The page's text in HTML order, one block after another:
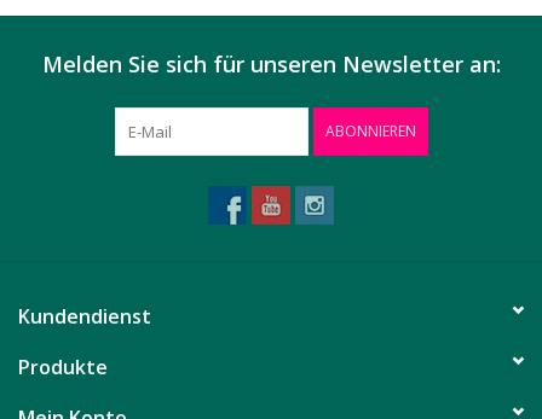
Melden Sie sich für unseren Newsletter an:
ABONNIEREN
Kundendienst
Produkte